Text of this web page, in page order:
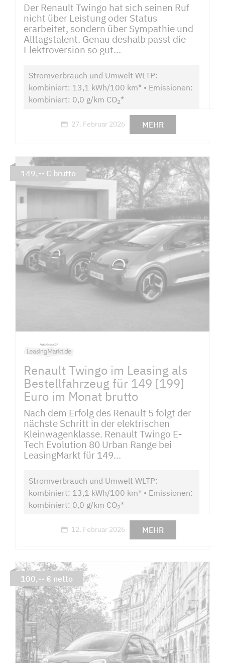
Der Renault Twingo hat sich seinen Ruf
nicht über Leistung oder Status
erarbeitet, sondern über Sympathie und
Alltagstalent. Genau deshalb passt die
Elektroversion so gut...
Stromverbrauch und Umwelt WLTP:
kombiniert: 13,1 kWh/100 km* • Emissionen:
kombiniert: 0,0 g/km CO2*
27. Februar 2026 MEHR
Renault Twingo im Leasing als
Bestellfahrzeug für 149 [199]
Euro im Monat brutto
Nach dem Erfolg des Renault 5 folgt der
nächste Schritt in der elektrischen
Kleinwagenklasse. Renault Twingo E-
Tech Evolution 80 Urban Range bei
LeasingMarkt für 149...
Stromverbrauch und Umwelt WLTP:
kombiniert: 13,1 kWh/100 km* • Emissionen:
kombiniert: 0,0 g/km CO2*
12. Februar 2026 MEHR
149,-- € brutto
100,-- € netto